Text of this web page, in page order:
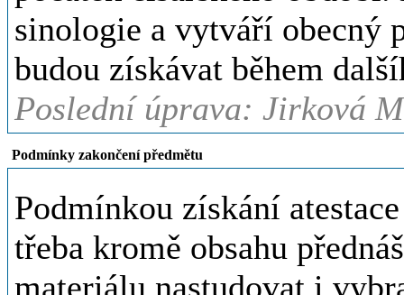
sinologie a vytváří obecný
budou získávat během
Poslední úprava: Jirková
Podmínky zakončení předmětu
Podmínkou získání
třeba kromě obsahu
materiálu nastudovat i